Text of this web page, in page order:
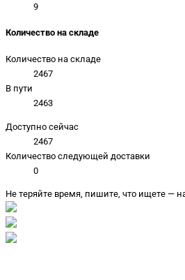
9
Количество на складе
Количество на складе
2467
В пути
2463
Доступно сейчас
2467
Количество следующей доставки
0
Не теряйте время, пишите, что ищете —